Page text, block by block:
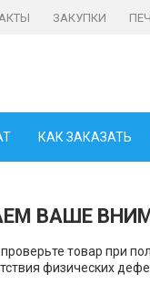
ЗАКУПКИ
КАК ЗАКАЗАТЬ
ВАШЕ
товар при
физических